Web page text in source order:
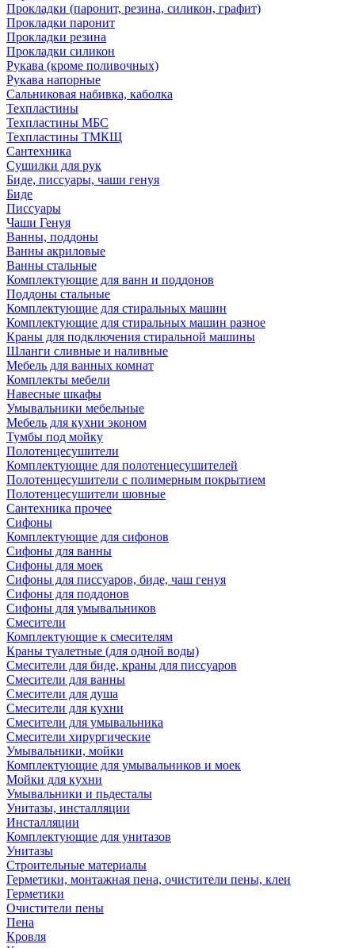
Прокладки (паронит, резина, силикон, графит)
Прокладки паронит
Прокладки резина
Прокладки силикон
Рукава (кроме поливочных)
Рукава напорные
Сальниковая набивка, каболка
Техпластины
Техпластины МБС
Техпластины ТМКЩ
Сантехника
Сушилки для рук
Биде, писсуары, чаши генуя
Биде
Писсуары
Чаши Генуя
Ванны, поддоны
Ванны акриловые
Ванны стальные
Комплектующие для ванн и поддонов
Поддоны стальные
Комплектующие для стиральных машин
Комплектующие для стиральных машин разное
Краны для подключения стиральной машины
Шланги сливные и наливные
Мебель для ванных комнат
Комплекты мебели
Навесные шкафы
Умывальники мебельные
Мебель для кухни эконом
Тумбы под мойку
Полотенцесушители
Комплектующие для полотенцесушителей
Полотенцесушители с полимерным покрытием
Полотенцесушители шовные
Сантехника прочее
Сифоны
Комплектующие для сифонов
Сифоны для ванны
Сифоны для моек
Сифоны для писсуаров, биде, чаш генуя
Сифоны для поддонов
Сифоны для умывальников
Смесители
Комплектующие к смесителям
Краны туалетные (для одной воды)
Смесители для биде, краны для писсуаров
Смесители для ванны
Смесители для душа
Смесители для кухни
Смесители для умывальника
Смесители хирургические
Умывальники, мойки
Комплектующие для умывальников и моек
Мойки для кухни
Умывальники и пьдесталы
Унитазы, инсталляции
Инсталляции
Комплектующие для унитазов
Унитазы
Строительные материалы
Герметики, монтажная пена, очистители пены, клеи
Герметики
Очистители пены
Пена
Кровля